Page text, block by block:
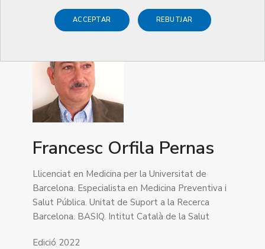
ACCEPTAR REBUTJAR
Francesc Orfila Pernas
Llicenciat en Medicina per la Universitat de
Barcelona. Especialista en Medicina Preventiva i
Salut Pública. Unitat de Suport a la Recerca
Barcelona. BASIQ. Intitut Català de la Salut
Edició 2022